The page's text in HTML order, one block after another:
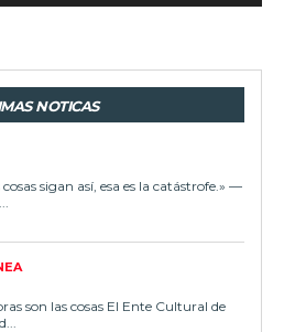
NOTICAS
sigan así, esa es la catástrofe.» —
son las cosas El Ente Cultural de